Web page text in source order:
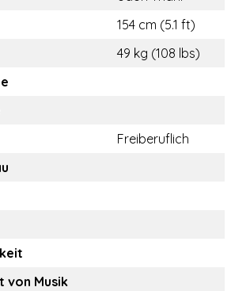
154 cm (5.1 ft)
49 kg (108 lbs)
Freiberuflich
von Musik